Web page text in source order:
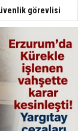
görevlisi